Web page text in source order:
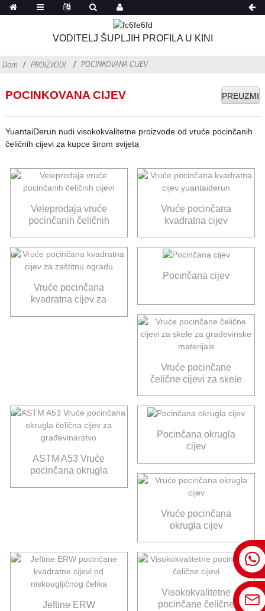
VODITELJ ŠUPLJIH PROFILA U KINI
Dom PROIZVODI POCINKOVANA CIJEV
POCINKOVANA CIJEV PREUZMI
YuantaiDerun nudi visokokvalitetne proizvode od vruće pocinčanih
čeličnih cijevi za kupce širom svijeta
Veleprodaja vruće
pocinčanih čeličnih
Vruće pocinčana
kvadratna cijev
Vruće pocinčana
kvadratna cijev za
Pocinčana cijev
Vruće pocinčane
čelične cijevi za skele
ASTM A53 Vruće
pocinčana okrugla
Pocinčana okrugla
cijev
Vruće pocinčana
okrugla cijev
Jeftine ERW
Visokokvalitetne
pocinčane čelične